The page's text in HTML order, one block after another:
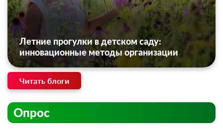
Летние прогулки в детском саду:
инновационные методы организации
Читать блоги
Опрос